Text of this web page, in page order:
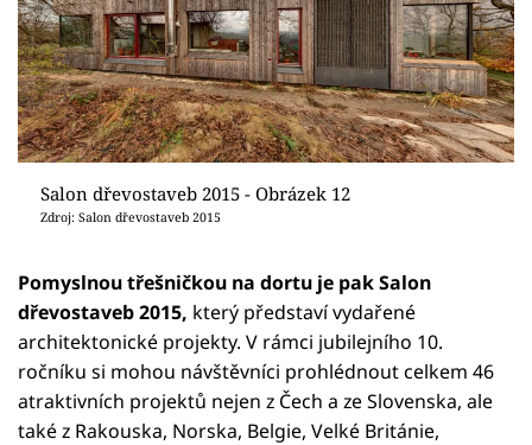
Salon dřevostaveb 2015 - Obrázek 12
Zdroj: Salon dřevostaveb 2015
Pomyslnou třešničkou na dortu je pak Salon
dřevostaveb 2015, který představí vydařené
architektonické projekty. V rámci jubilejního 10.
ročníku si mohou návštěvníci prohlédnout celkem 46
atraktivních projektů nejen z Čech a ze Slovenska, ale
také z Rakouska, Norska, Belgie, Velké Británie,